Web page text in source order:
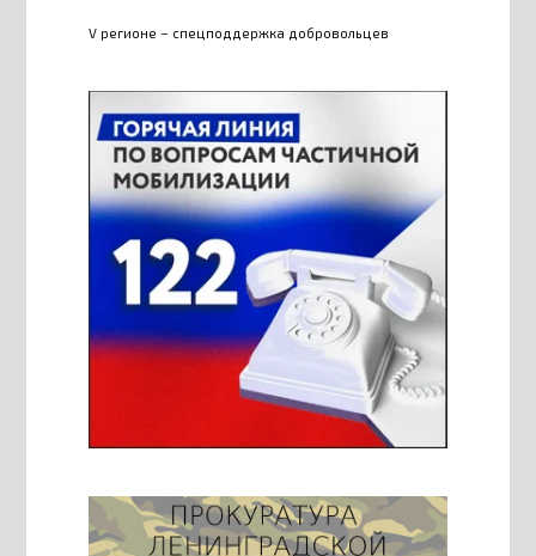
V регионе – спецподдержка добровольцев